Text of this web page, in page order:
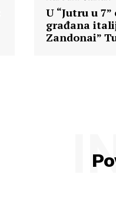
U “Jutru u
građana
Zandonai”